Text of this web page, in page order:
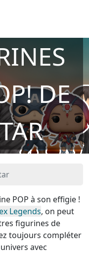
DE
POP à son effigie !
Legends, on peut
figurines de
toujours compléter
avec